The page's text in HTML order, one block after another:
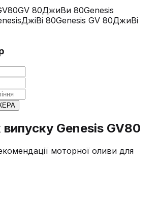
GV 80ДжиВи 80Genesis
ДжіВі 80Genesis GV 80ДжиВі
випуску Genesis GV80
моторної оливи для